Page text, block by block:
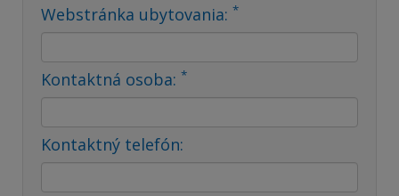
Webstránka ubytovania: *
Kontaktná osoba: *
Kontaktný telefón: